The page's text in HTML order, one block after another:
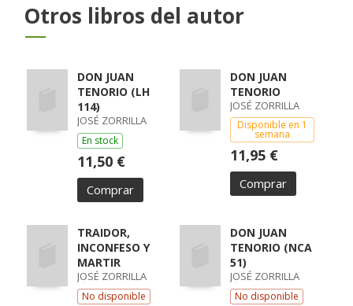
Otros libros del autor
DON JUAN
TENORIO (LH
114)
JOSÉ ZORRILLA
En stock
11,50 €
Comprar
DON JUAN
TENORIO
JOSÉ ZORRILLA
Disponible en 1
semana
11,95 €
Comprar
TRAIDOR,
INCONFESO Y
MARTIR
JOSÉ ZORRILLA
No disponible
DON JUAN
TENORIO (NCA
51)
JOSÉ ZORRILLA
No disponible